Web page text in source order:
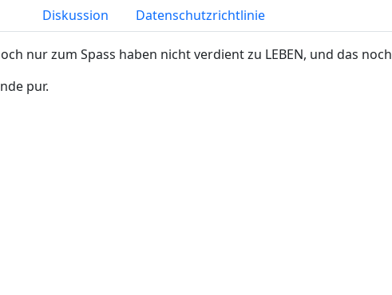
Diskussion Datenschutzrichtlinie
nur zum Spass haben nicht verdient zu LEBEN, und das noch
pur.